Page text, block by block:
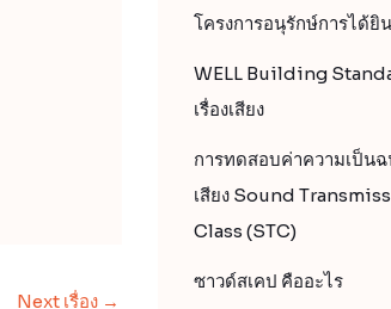
Next เรื่อง →
โครงการอนุรักษ์การได้ยิน
WELL Building
เรื่องเสียง
การทดสอบค่าความเป็น
เสียง Sound
Class (STC)
ซาวด์สเคป คืออะไร